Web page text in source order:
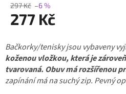
297 Kč –6 %
277 Kč
cena:
Bačkorky/tenisky jsou vybaveny
koženou vložkou, která je
tvarovaná. Obuv má rozšířenou
zapínání má na suchý zip. Pevný